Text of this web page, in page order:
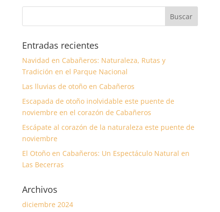
Entradas recientes
Navidad en Cabañeros: Naturaleza, Rutas y
Tradición en el Parque Nacional
Las lluvias de otoño en Cabañeros
Escapada de otoño inolvidable este puente de
noviembre en el corazón de Cabañeros
Escápate al corazón de la naturaleza este puente de
noviembre
El Otoño en Cabañeros: Un Espectáculo Natural en
Las Becerras
Archivos
diciembre 2024